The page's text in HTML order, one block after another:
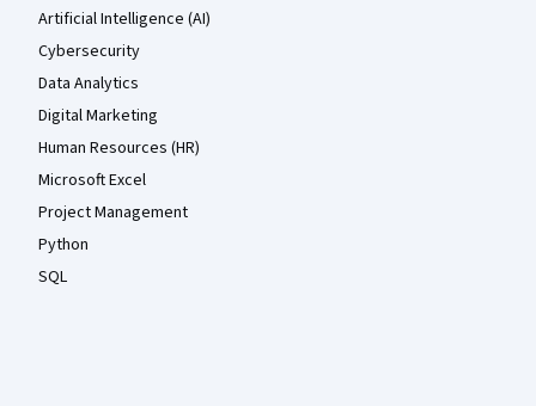
Artificial Intelligence (AI)
Cybersecurity
Data Analytics
Digital Marketing
Human Resources (HR)
Microsoft Excel
Project Management
Python
SQL